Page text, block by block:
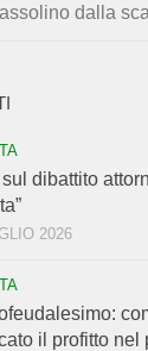
dalla
sul dibattito
2026
il profitto nel